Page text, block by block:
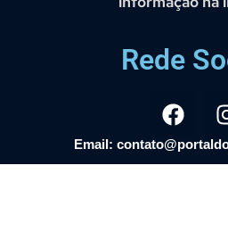
Rede
Email: